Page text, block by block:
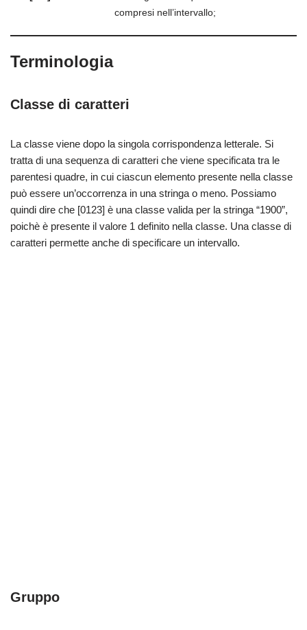
compresi nell’intervallo;
Terminologia
Classe di caratteri
La classe viene dopo la singola corrispondenza letterale. Si
tratta di una sequenza di caratteri che viene specificata tra le
parentesi quadre, in cui ciascun elemento presente nella classe
può essere un’occorrenza in una stringa o meno. Possiamo
quindi dire che [0123] è una classe valida per la stringa “1900”,
poichè è presente il valore 1 definito nella classe. Una classe di
caratteri permette anche di specificare un intervallo.
Gruppo